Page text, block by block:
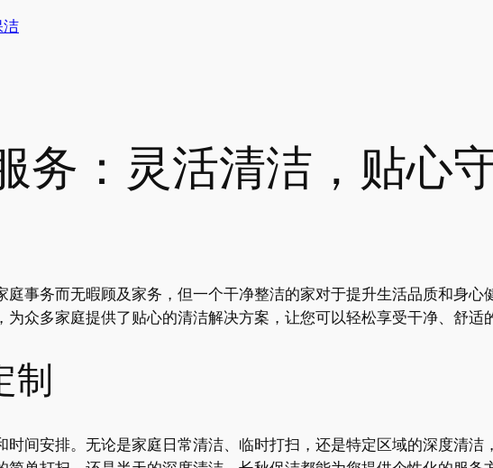
洁
务：灵活清洁，贴心
事务而无暇顾及家务，但一个干净整洁的家对于提升生活品质和身心
众多家庭提供了贴心的清洁解决方案，让您可以轻松享受干净、舒适
制
间安排。无论是家庭日常清洁、临时打扫，还是特定区域的深度清洁